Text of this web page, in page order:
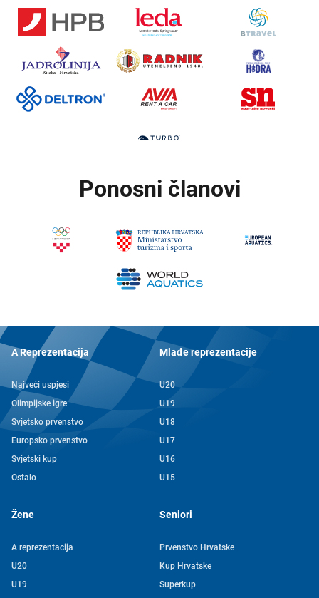
Ponosni članovi
A Reprezentacija
Najveći uspjesi
Olimpijske igre
Svjetsko prvenstvo
Europsko prvenstvo
Svjetski kup
Ostalo
Mlađe reprezentacije
U20
U19
U18
U17
U16
U15
Žene
A reprezentacija
U20
U19
Seniori
Prvenstvo Hrvatske
Kup Hrvatske
Superkup